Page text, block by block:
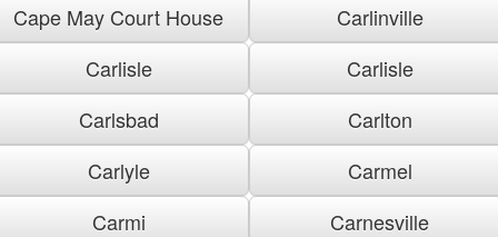
Cape May Court House
Carlinville
Carlisle
Carlisle
Carlsbad
Carlton
Carlyle
Carmel
Carmi
Carnesville